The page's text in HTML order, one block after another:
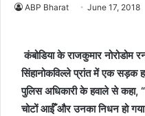
ABP Bharat June 17, 2018
कंबोडिया के राजकुमार नोरोडोम
सिंहानोकविल्ले प्रांत में एक सड़क
पुलिस अधिकारी के हवाले से कहा,
चोटों आईँ और उनका निधन हो